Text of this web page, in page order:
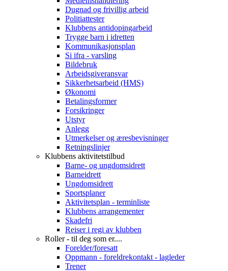
Dugnad og frivillig arbeid
Politiattester
Klubbens antidopingarbeid
Trygge barn i idretten
Kommunikasjonsplan
Si ifra - varsling
Bildebruk
Arbeidsgiveransvar
Sikkerhetsarbeid (HMS)
Økonomi
Betalingsformer
Forsikringer
Utstyr
Anlegg
Utmerkelser og æresbevisninger
Retningslinjer
Klubbens aktivitetstilbud
Barne- og ungdomsidrett
Barneidrett
Ungdomsidrett
Sportsplaner
Aktivitetsplan - terminliste
Klubbens arrangementer
Skadefri
Reiser i regi av klubben
Roller - til deg som er....
Forelder/foresatt
Oppmann - foreldrekontakt - lagleder
Trener